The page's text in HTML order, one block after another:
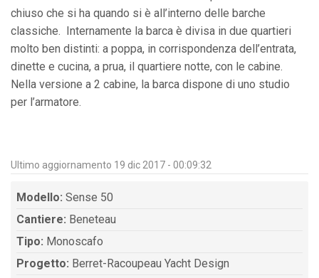
chiuso che si ha quando si è all’interno delle barche
classiche. Internamente la barca è divisa in due quartieri
molto ben distinti: a poppa, in corrispondenza dell’entrata,
dinette e cucina, a prua, il quartiere notte, con le cabine.
Nella versione a 2 cabine, la barca dispone di uno studio
per l’armatore.
Ultimo aggiornamento 19 dic 2017 - 00:09:32
Modello: Sense 50
Cantiere: Beneteau
Tipo: Monoscafo
Progetto: Berret-Racoupeau Yacht Design